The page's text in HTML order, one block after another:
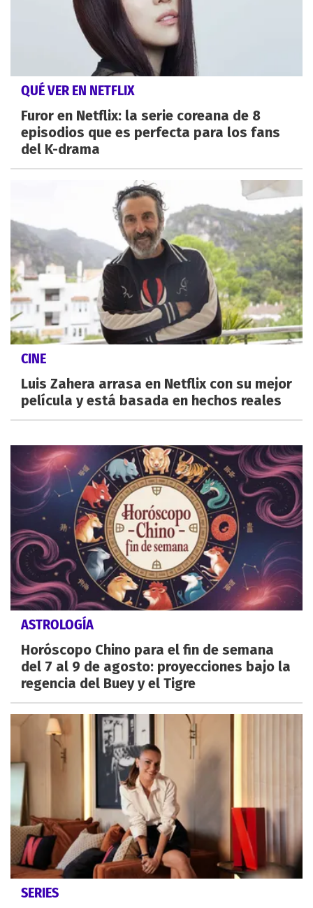
QUÉ VER EN NETFLIX
Furor en Netflix: la serie coreana de 8
episodios que es perfecta para los fans
del K-drama
CINE
Luis Zahera arrasa en Netflix con su mejor
película y está basada en hechos reales
ASTROLOGÍA
Horóscopo Chino para el fin de semana
del 7 al 9 de agosto: proyecciones bajo la
regencia del Buey y el Tigre
SERIES